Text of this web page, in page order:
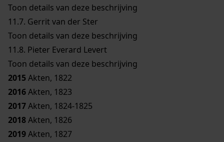
Toon details van deze beschrijving
11.7. Gerrit van der Ster
Toon details van deze beschrijving
11.8. Pieter Everard Levert
Toon details van deze beschrijving
2015Akten, 1822
2016Akten, 1823
2017Akten, 1824-1825
2018Akten, 1826
2019Akten, 1827